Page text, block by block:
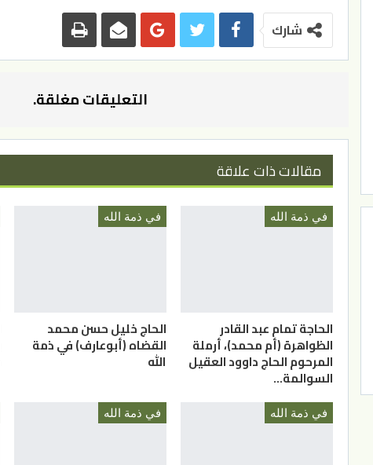
شارك
التعليقات مغلقة.
مقالات ذات علاقة
في ذمة الله
الحاجة تمام عبد القادر
الظواهرة (أم محمد)، أرملة
المرحوم الحاج داوود العقيل
السوالمة…
في ذمة الله
الحاج خليل حسن محمد
القضاه (أبوعارف) في ذمة
الله
في ذمة الله في ذمة الله